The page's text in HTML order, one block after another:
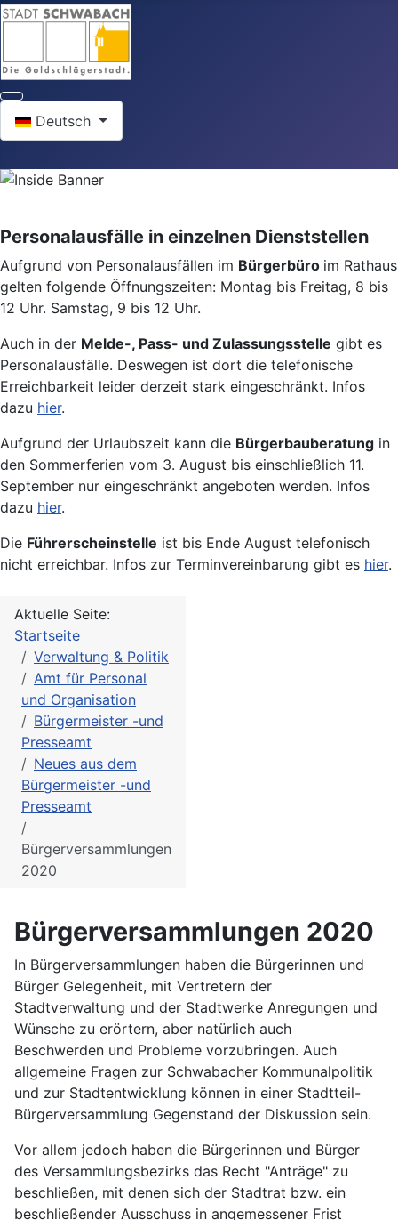
Deutsch
Personalausfälle in einzelnen Dienststellen
Aufgrund von Personalausfällen im Bürgerbüro im Rathaus
gelten folgende Öffnungszeiten: Montag bis Freitag, 8 bis
12 Uhr. Samstag, 9 bis 12 Uhr.
Auch in der Melde-, Pass- und Zulassungsstelle gibt es
Personalausfälle. Deswegen ist dort die telefonische
Erreichbarkeit leider derzeit stark eingeschränkt. Infos
dazu hier.
Aufgrund der Urlaubszeit kann die Bürgerbauberatung in
den Sommerferien vom 3. August bis einschließlich 11.
September nur eingeschränkt angeboten werden. Infos
dazu hier.
Die Führerscheinstelle ist bis Ende August telefonisch
nicht erreichbar. Infos zur Terminvereinbarung gibt es hier.
Aktuelle Seite:
Startseite
Verwaltung & Politik
Amt für Personal
und Organisation
Bürgermeister -und
Presseamt
Neues aus dem
Bürgermeister -und
Presseamt
Bürgerversammlungen
2020
Bürgerversammlungen 2020
In Bürgerversammlungen haben die Bürgerinnen und
Bürger Gelegenheit, mit Vertretern der
Stadtverwaltung und der Stadtwerke Anregungen und
Wünsche zu erörtern, aber natürlich auch
Beschwerden und Probleme vorzubringen. Auch
allgemeine Fragen zur Schwabacher Kommunalpolitik
und zur Stadtentwicklung können in einer Stadtteil-
Bürgerversammlung Gegenstand der Diskussion sein.
Vor allem jedoch haben die Bürgerinnen und Bürger
des Versammlungsbezirks das Recht "Anträge" zu
beschließen, mit denen sich der Stadtrat bzw. ein
beschließender Ausschuss in angemessener Frist